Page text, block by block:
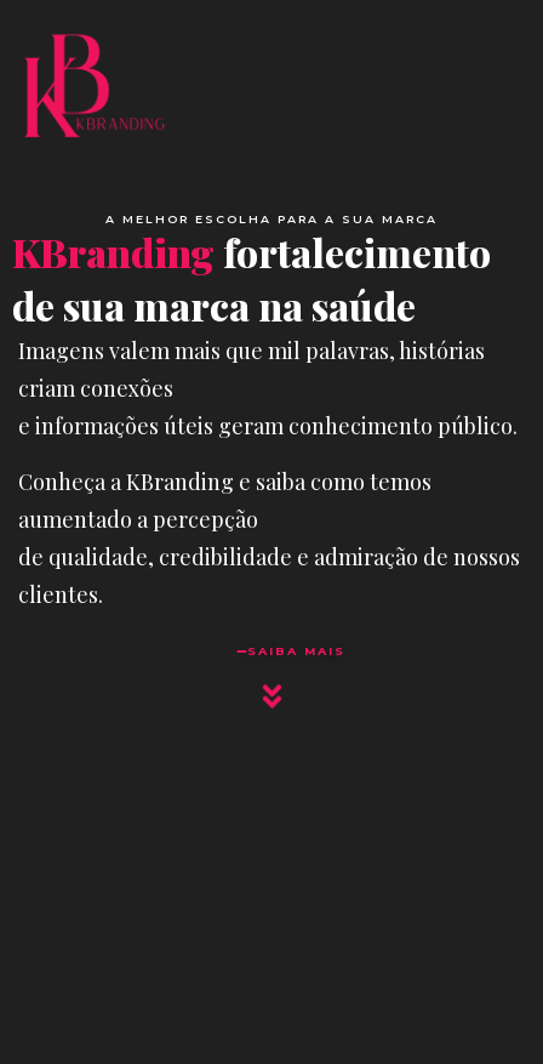
A MELHOR ESCOLHA PARA A SUA MARCA
KBranding fortalecimento
de sua marca na saúde
Imagens valem mais que mil palavras, histórias
criam conexões
e informações úteis geram conhecimento público.
Conheça a KBranding e saiba como temos
aumentado a percepção
de qualidade, credibilidade e admiração de nossos
clientes.
SAIBA MAIS